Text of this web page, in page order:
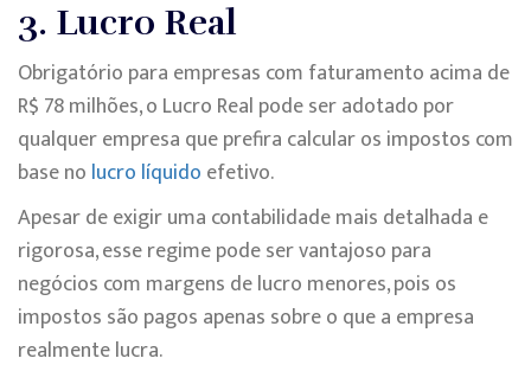
3. Lucro Real
Obrigatório para empresas com faturamento acima de
R$ 78 milhões, o Lucro Real pode ser adotado por
qualquer empresa que prefira calcular os impostos com
base no lucro líquido efetivo.
Apesar de exigir uma contabilidade mais detalhada e
rigorosa, esse regime pode ser vantajoso para
negócios com margens de lucro menores, pois os
impostos são pagos apenas sobre o que a empresa
realmente lucra.